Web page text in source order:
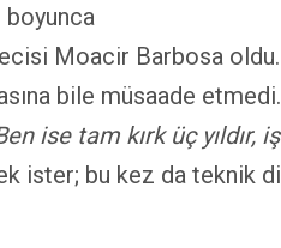
boyunca
Moacir Barbosa oldu.
bile müsaade etmedi.
ise tam kırk üç
ister; bu kez da teknik